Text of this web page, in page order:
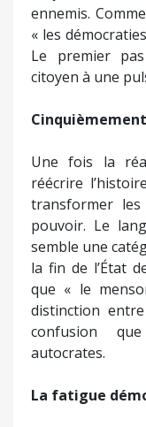
ennemis.
« les
Le premier
citoyen à une
Une fois la
réécrire
transformer
pouvoir. Le
semble une
la fin de l’État
que « le
distinction
confusion
autocrates.
La fatigue